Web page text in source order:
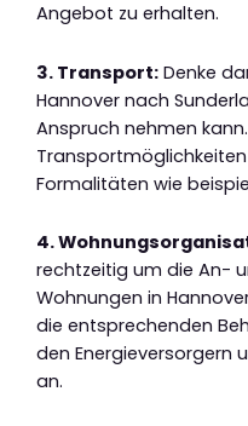
Angebot zu erhalten.
3. Transport: Denke
Hannover nach
Anspruch nehmen
Formalitäten wie
4.
rechtzeitig um die An-
Wohnungen in
die entsprechenden
den Energieversorgern
an.